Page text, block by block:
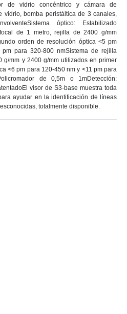
de vidrio concéntrico y cámara de
vidrio, bomba peristáltica de 3 canales,
óptico: Estabilizado
de 1 metro, rejilla de 2400 g/mm
orden de resolución óptica <5 pm
para 320-800 nmSistema de rejilla
g/mm y 2400 g/mm utilizados en primer
<6 pm para 120-450 nm y <11 pm para
de 0,5m o 1mDetección:
visor de S3-base muestra toda
ayudar en la identificación de líneas
totalmente disponible.